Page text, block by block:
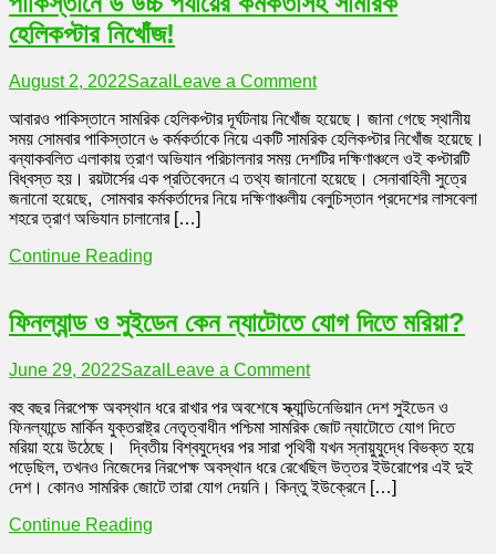
ভাঙ্গল
হেলিকপ্টার নিখোঁজ!
August 2, 2022Sazal Leave a Commenton
৬
উচ্চ
পর্যায়ের
কর্মকর্তাসহ
সামরিক
আবারও পাকিস্তানে সামরিক হেলিকপ্টার দূর্ঘটনায় নিখোঁজ হয়েছে। জানা গেছে স্থানীয়
সময় সোমবার পাকিস্তানে ৬ কর্মকর্তাকে নিয়ে একটি সামরিক হেলিকপ্টার নিখোঁজ হয়েছে।
বন্যাকবলিত এলাকায় ত্রাণ অভিযান পরিচালনার সময় দেশটির দক্ষিণাঞ্চলে ওই কপ্টারটি
বিধ্বস্ত হয়। রয়টার্সের এক প্রতিবেদনে এ তথ্য জানানো হয়েছে। সেনাবাহিনী সুত্রে
জনানো হয়েছে, সোমবার কর্মকর্তাদের নিয়ে দক্ষিণাঞ্চলীয় বেলুচিস্তান প্রদেশের লাসবেলা
শহরে ত্রাণ অভিযান চালানোর […]
Continue Reading
ফিনল্যান্ড ও সুইডেন কেন ন্যাটোতে যোগ দিতে মরিয়া?
June 29, 2022Sazal Leave a Commenton
ও
সুইডেন
কেন
ন্যাটোতে
যোগ
বহু বছর নিরপেক্ষ অবস্থান ধরে রাখার পর অবশেষে স্ক্যান্ডিনেভিয়ান দেশ সুইডেন ও
ফিনল্যান্ডে মার্কিন যুক্তরাষ্ট্র নেতৃত্বাধীন পশ্চিমা সামরিক জোট ন্যাটোতে যোগ দিতে
মরিয়া হয়ে উঠেছে। দ্বিতীয় বিশ্বযুদ্ধের পর সারা পৃথিবী যখন স্নায়ুযুদ্ধে বিভক্ত হয়ে
পড়েছিল, তখনও নিজেদের নিরপেক্ষ অবস্থান ধরে রেখেছিল উত্তর ইউরোপের এই দুই
দেশ। কোনও সামরিক জোটে তারা যোগ দেয়নি। কিন্তু ইউক্রেনে […]
Continue Reading